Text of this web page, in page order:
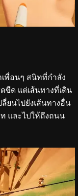
เพื่อนๆ สนิทที่กำลัง
ขีด แต่เส้นทางที่เดิน
ยนไปยังเส้นทางอื่น
และไปให้ถึงถนน